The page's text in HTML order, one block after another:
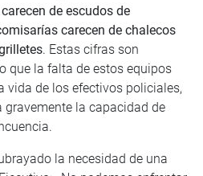
de escudos de
carecen de chalecos
. Estas cifras son
que la falta de estos equipos
vida de los efectivos policiales,
la capacidad de
la necesidad de una